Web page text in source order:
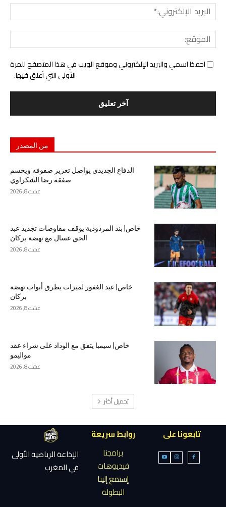
احفظ اسمي والبريد الإلكتروني وموقع الويب في هذا المتصفح للمرة
الأولى التي أعلق فيها.
من المصدر
الدفاع الجديدي يواصل تعزيز صفوفه ويحسم
صفقة رضا الشكراوي
غشت 8, 2026
خاص| بند المردودية يوقف مفاوضات تجديد عبد
الحق عسال مع نهضة بركان
غشت 8, 2026
خاص| عبد الغفور لميرات يطرق أبواب نهضة
بركان
غشت 8, 2026
خاص| سيمبا يتفق مع الوداد على شراء عقد
مواليمو
غشت 8, 2026
تحميل أكثر
تابعونا على
روابط سريعة
برامجنا
فيديوهات
إستمع إلينا
البطولة
الإذاعة الرياضية الأولى
في المغرب